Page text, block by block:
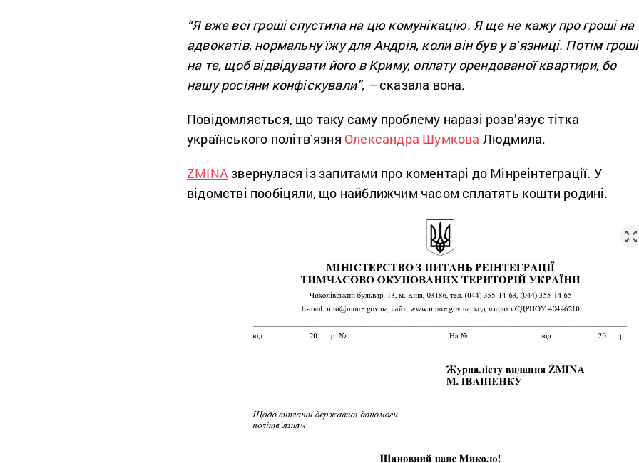
“Я вже всі гроші спустила на цю комунікацію. Я ще не кажу про гроші на
адвокатів, нормальну їжу для Андрія, коли він був у вʼязниці. Потім гроші
на те, щоб відвідувати його в Криму, оплату орендованої квартири, бо
нашу росіяни конфіскували”, –сказала вона.
Повідомляється, що таку саму проблему наразі розв’язує тітка
українського політвʼязня Олександра Шумкова Людмила.
ZMINA звернулася із запитами про коментарі до Мінреінтеграції. У
відомстві пообіцяли, що найближчим часом сплатять кошти родині.